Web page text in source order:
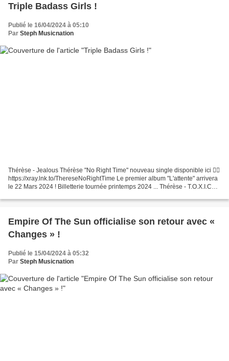
Triple Badass Girls !
Publié le 16/04/2024 à 05:10
Par Steph Musicnation
Thérèse - Jealous Thérèse "No Right Time" nouveau single disponible ici 👉🏽
https://xray.lnk.to/ThereseNoRightTime Le premier album "L'attente" arrivera
le 22 Mars 2024 ! Billetterie tournée printemps 2024 ... Thérèse - T.O.X.I.C
Empire Of The Sun officialise son retour avec «
Changes » !
Publié le 15/04/2024 à 05:32
Par Steph Musicnation